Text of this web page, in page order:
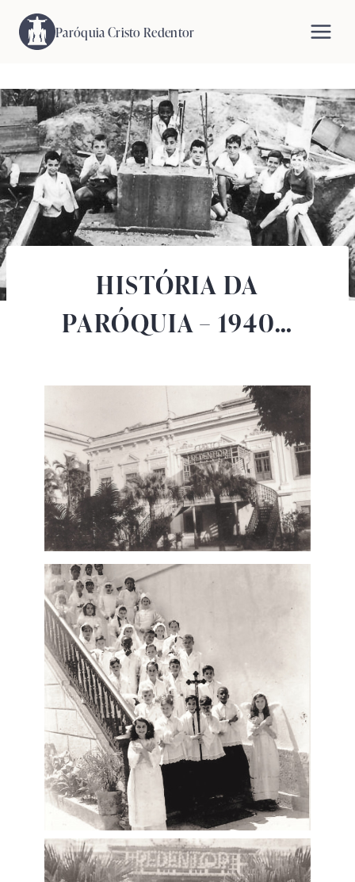
para
Paróquia Cristo Redentor
HISTÓRIA DA
PARÓQUIA – 1940…